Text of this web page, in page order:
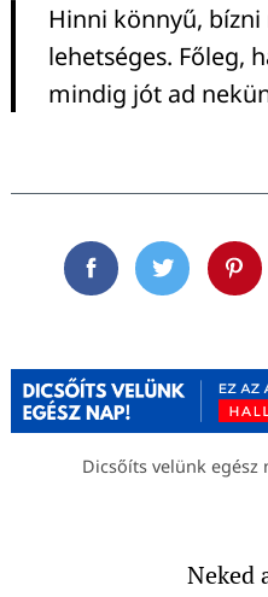
Hinni könnyű, bízni
lehetséges. Főleg,
mindig jót ad
FacebookTwitter
Dicsőíts velünk egész
Neked